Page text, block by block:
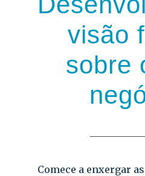
visão
sobre
Comece a enxergar